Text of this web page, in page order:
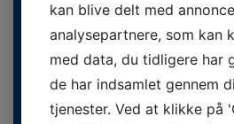
Danske Fodterapeuter
Svend Aukens Plads 11, 2. sal
DK-2300 København S
kan blive delt med
analysepartnere, som kan
med data, du tidligere har
de har indsamlet gennem
tjenester. Ved at klikke på